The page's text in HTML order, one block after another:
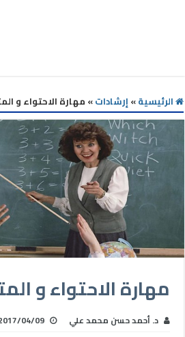
الرئيسية» إرشادات» مهارة الاحتواء و
مهارة الاحتواء و
د. أحمد حسن محمد علي 04/09